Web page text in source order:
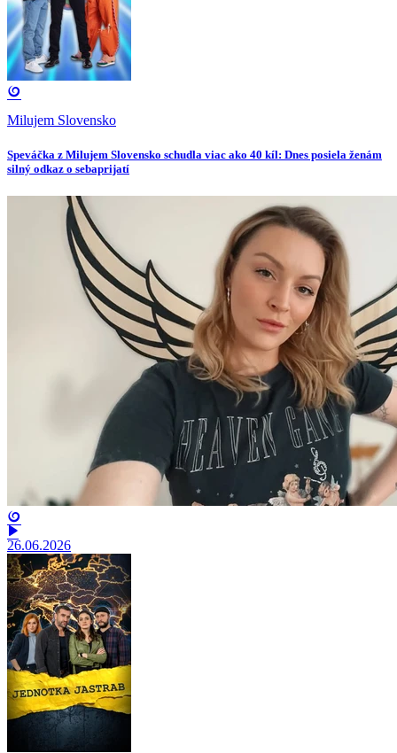
Milujem Slovensko
Speváčka z Milujem Slovensko schudla viac ako 40 kíl: Dnes posiela ženám
silný odkaz o sebaprijatí
26.06.2026